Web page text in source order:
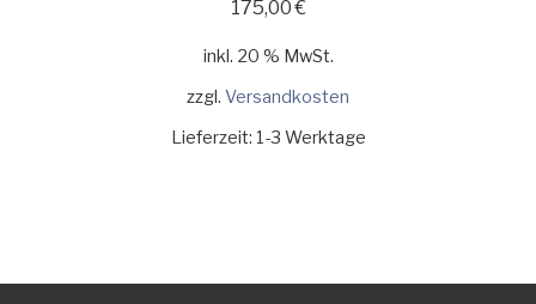
175,00€
inkl. 20 % MwSt.
zzgl. Versandkosten
Lieferzeit: 1-3 Werktage